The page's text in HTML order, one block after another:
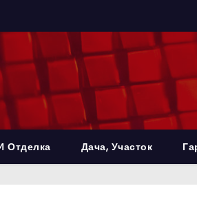
Отделка Дача, Участок